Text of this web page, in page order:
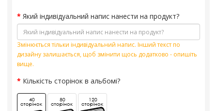
Який індивідуальний напис нанести на продукт?
Змінюється тільки індивідуальний напис. Інший текст по
дизайну залишається, щоб змінити щось додатково - опишіть
вище.
Кількість сторінок в альбомі?